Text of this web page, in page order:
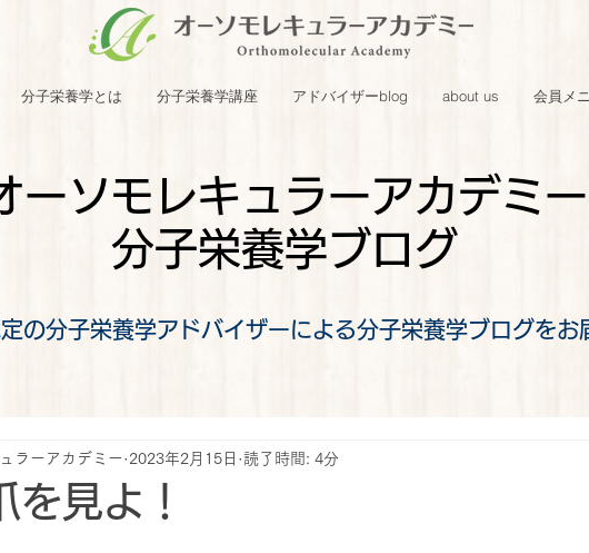
分子栄養学とは 分子栄養学講座 アドバイザーblog about us 会員メ
ーソモレキュラーアカデミー
分子栄養学ブログ
の分子栄養学アドバイザーによる分子栄養学ブログをお
を見よ！
ラーアカデミー 2023年2月15日 読了時間: 4分